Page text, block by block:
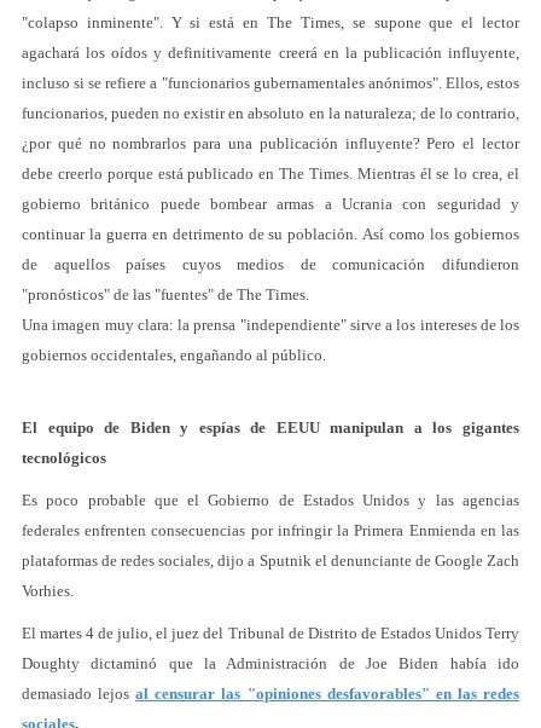
"colapso inminente". Y si está en The Times, se supone que el lector
agachará los oídos y definitivamente creerá en la publicación influyente,
incluso si se refiere a "funcionarios gubernamentales anónimos". Ellos, estos
funcionarios, pueden no existir en absoluto en la naturaleza; de lo contrario,
¿por qué no nombrarlos para una publicación influyente? Pero el lector
debe creerlo porque está publicado en The Times. Mientras él se lo crea, el
gobierno británico puede bombear armas a Ucrania con seguridad y
continuar la guerra en detrimento de su población. Así como los gobiernos
de aquellos países cuyos medios de comunicación difundieron
"pronósticos" de las "fuentes" de The Times.
Una imagen muy clara: la prensa "independiente" sirve a los intereses de los
gobiernos occidentales, engañando al público.
El equipo de Biden y espías de EEUU manipulan a los gigantes
tecnológicos
Es poco probable que el Gobierno de Estados Unidos y las agencias
federales enfrenten consecuencias por infringir la Primera Enmienda en las
plataformas de redes sociales, dijo a Sputnik el denunciante de Google Zach
Vorhies.
El martes 4 de julio, el juez del Tribunal de Distrito de Estados Unidos Terry
Doughty dictaminó que la Administración de Joe Biden había ido
demasiado lejosal censurar las "opiniones desfavorables" en las redes
sociales.